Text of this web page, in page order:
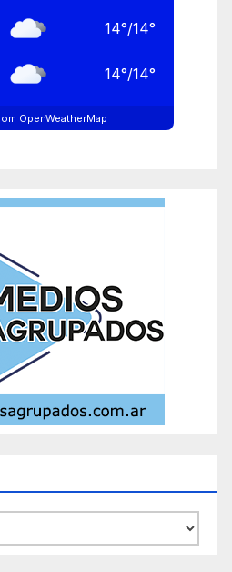
14°/14°
14°/14°
OpenWeatherMap